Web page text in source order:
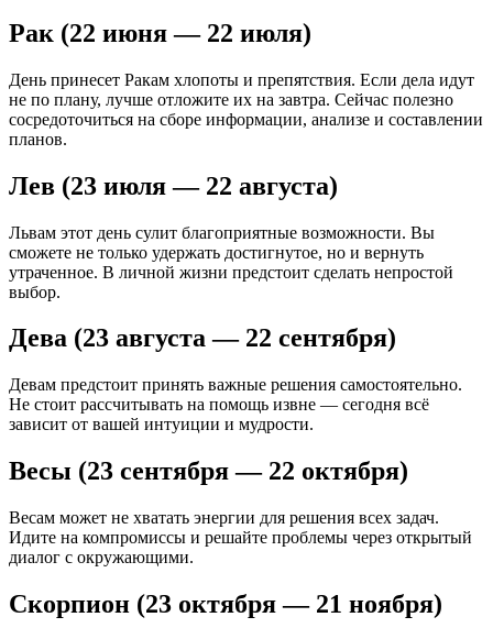
Рак (22 июня — 22 июля)
День принесет Ракам хлопоты и препятствия. Если дела идут
не по плану, лучше отложите их на завтра. Сейчас полезно
сосредоточиться на сборе информации, анализе и составлении
планов.
Лев (23 июля — 22 августа)
Львам этот день сулит благоприятные возможности. Вы
сможете не только удержать достигнутое, но и вернуть
утраченное. В личной жизни предстоит сделать непростой
выбор.
Дева (23 августа — 22 сентября)
Девам предстоит принять важные решения самостоятельно.
Не стоит рассчитывать на помощь извне — сегодня всё
зависит от вашей интуиции и мудрости.
Весы (23 сентября — 22 октября)
Весам может не хватать энергии для решения всех задач.
Идите на компромиссы и решайте проблемы через открытый
диалог с окружающими.
Скорпион (23 октября — 21 ноября)